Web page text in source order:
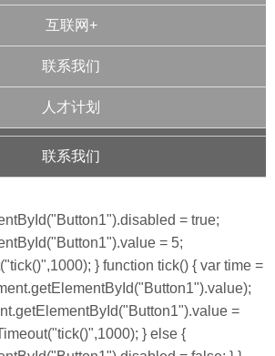
互联网+
联系我们
人才计划
联系我们
= true;
= 5;
} function tick() { var time =
=
} else {